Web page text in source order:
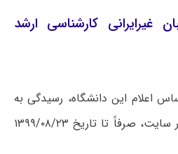
غیرایرانی کارشناسی ارشد
اعلام این دانشگاه، رسیدگی به
درخواست‌های ثبت شده در سایت، صرفاً تا تاریخ ۱۳۹۹/۰۸/۲۳